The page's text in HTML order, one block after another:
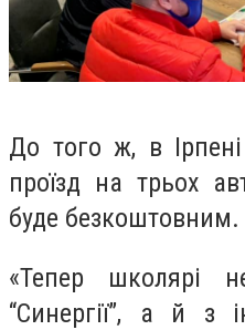
До того ж, в
проїзд на трьох
буде безкоштовним.
«Тепер школярі
“Синергії”, а й з